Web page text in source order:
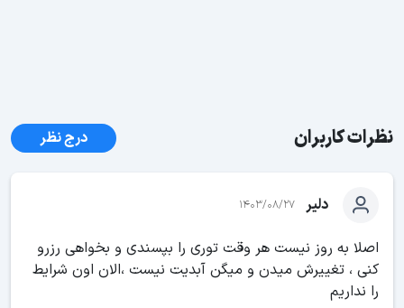
نظرات کاربران درج نظر
دلیر 1403/08/27
اصلا به روز نیست هر وقت توری را بپسندی و بخواهی رزرو
کنی ، تغییرش میدن و میگن آبدیت نیست ،الان اون شرایط
را نداریم